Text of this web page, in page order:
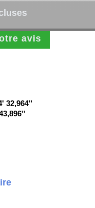
avis
32,964''